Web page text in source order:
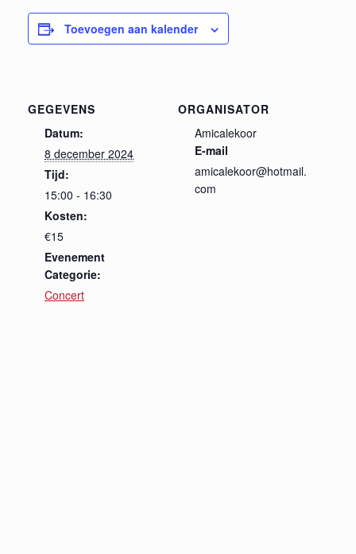
Toevoegen aan kalender
GEGEVENS
Datum:
8 december 2024
Tijd:
15:00 - 16:30
Kosten:
€15
Evenement
Categorie:
Concert
ORGANISATOR
Amicalekoor
E-mail
amicalekoor@hotmail.
com